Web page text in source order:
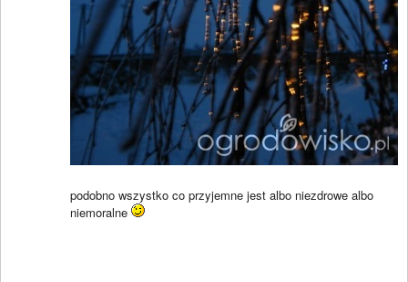
podobno wszystko co przyjemne jest albo niezdrowe albo
niemoralne